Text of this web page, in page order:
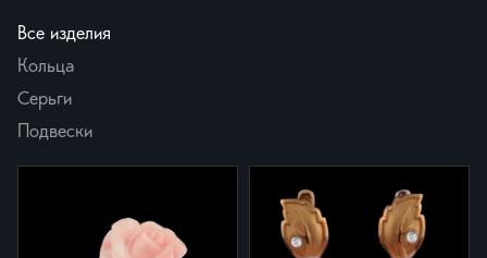
Все изделия
Кольца
Серьги
Подвески